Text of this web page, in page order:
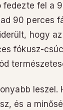
fel a
90 perces
hogy
fókusz-
leszel.
és a